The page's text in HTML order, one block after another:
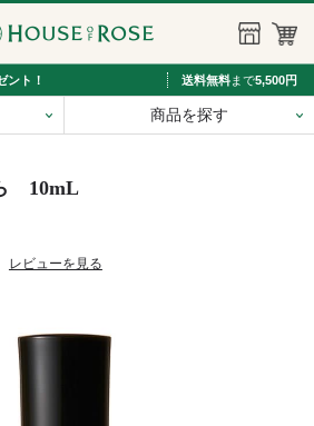
ント！ 送料無料まで5,500円
商品を探す
10mL
レビューを見る